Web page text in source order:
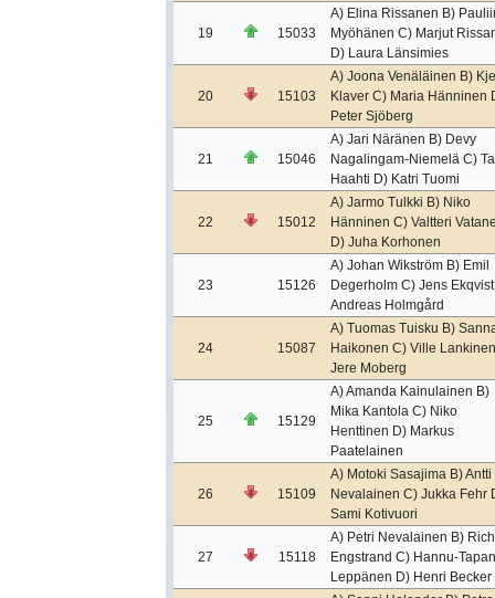
19 15033
A) Elina Rissanen B)
Myöhänen C) Marjut
D) Laura Länsimies
20 15103
A) Joona Venäläinen B)
Klaver C) Maria Hänninen
Peter Sjöberg
21 15046
A) Jari Näränen B) Devy
Nagalingam-Niemelä C)
Haahti D) Katri Tuomi
22 15012
A) Jarmo Tulkki B) Niko
Hänninen C) Valtteri
D) Juha Korhonen
23 15126
A) Johan Wikström B) Emil
Degerholm C) Jens
Andreas Holmgård
24 15087
A) Tuomas Tuisku B)
Haikonen C) Ville
Jere Moberg
25 15129
A) Amanda Kainulainen B)
Mika Kantola C) Niko
Henttinen D) Markus
Paatelainen
26 15109
A) Motoki Sasajima B) Antti
Nevalainen C) Jukka Fehr
Sami Kotivuori
27 15118
A) Petri Nevalainen B)
Engstrand C) Hannu-
Leppänen D) Henri Becker